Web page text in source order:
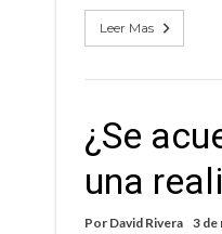
Leer Mas
¿Se
una
Por David Rivera 3 de